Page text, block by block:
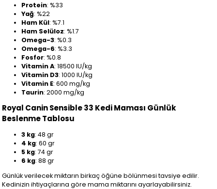
Protein: %33
Yağ: %22
Ham Kül: %7.1
Ham Selüloz: %1.7
Omega-3: %0.3
Omega-6: %3.3
Fosfor: %0.8
Vitamin A: 18500 IU/kg
Vitamin D3: 1000 IU/kg
Vitamin E: 600 mg/kg
Taurin: 2000 mg/kg
Royal Canin Sensible 33 Kedi Maması Günlük
Beslenme Tablosu
3 kg: 48 gr
4 kg: 60 gr
5 kg: 74 gr
6 kg: 88 gr
Günlük verilecek miktarın birkaç öğüne bölünmesi tavsiye edilir.
Kedinizin ihtiyaçlarına göre mama miktarını ayarlayabilirsiniz.